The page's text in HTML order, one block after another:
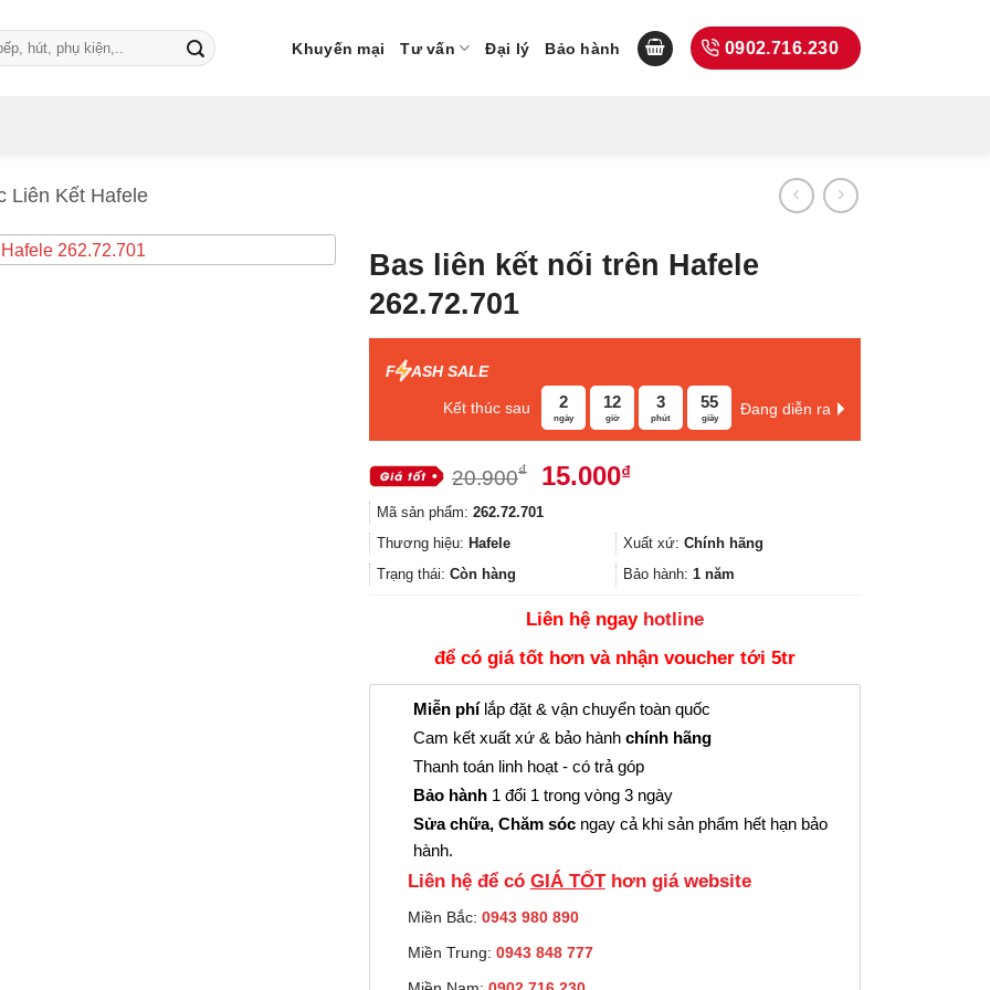
Khuyến mại Tư vấn Đại lý Bảo hành 0902.716.230
Liên Kết Hafele
Bas liên kết nối trên Hafele
262.72.701
F ASH SALE
Kết thúc sau 2
ngày
12
giờ
3
phút
54
giây
Đang diễn ra
20.900₫
Giá
là:
20.900₫.
15.000₫Giá
là:
15.000₫.
Mã sản phẩm: 262.72.701
Thương hiệu: Hafele Xuất xứ: Chính hãng
Trạng thái: Còn hàng Bảo hành: 1 năm
Liên hệ ngay hotline
để có giá tốt hơn và nhận voucher tới 5tr
Miễn phílắp đặt & vận chuyển toàn quốc
Cam kết xuất xứ & bảo hành chính hãng
Thanh toán linh hoạt - có trả góp
Bảo hành 1 đổi 1 trong vòng 3 ngày
Sửa chữa, Chăm sóc ngay cả khi sản phẩm hết hạn bảo
hành.
Liên hệ để có GIÁ TỐThơn giá website
Miền Bắc: 0943 980 890
Miền Trung: 0943 848 777